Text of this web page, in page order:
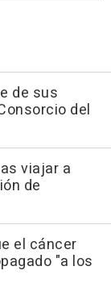
de sus
del
viajar a
de
el cáncer
"a los